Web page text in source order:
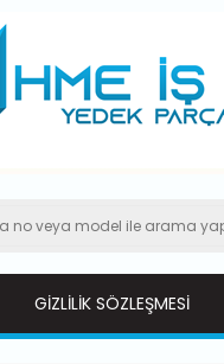
GIZLILIK SÖZLEŞMESI